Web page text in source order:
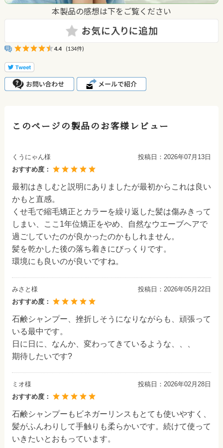
本製品の感想は下をご覧ください
4.4 (134件)
このページの製品のお客様レビュー
くうにゃん様 投稿日： 2026年07月13日
おすすめ度：
最初はきしむと説明にありましたが最初からこれは良い
かもと直感。
くせ毛で縮毛矯正とカラーを繰り返した髪は傷みきって
しまい、ここ1年位矯正をやめ、自然なウエーブヘアで
過ごしていたのが良かったのかもしれません。
髪を乾かした後の落ち着きにびっくりです。
環境にも良いのが良いですね。
みさと様 投稿日： 2026年05月22日
おすすめ度：
石鹸シャンプー、挫折しそうになりながらも、頑張って
いる最中です。
日に日に、なんか、変わってきているような、、、
期待したいです?
ミオ様 投稿日： 2026年02月28日
おすすめ度：
石鹸シャンプーもビネガーリンスもとても使いやすく、
髪がふんわりして手触りも柔らかいです。続けて使って
いきたいとおもっています。